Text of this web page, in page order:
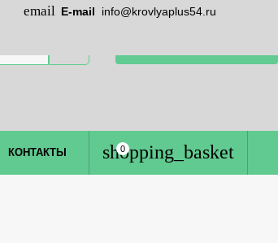
E-mail info@krovlyaplus54.ru
КОНТАКТЫ 0